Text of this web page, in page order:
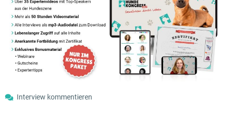
Interview kommentieren